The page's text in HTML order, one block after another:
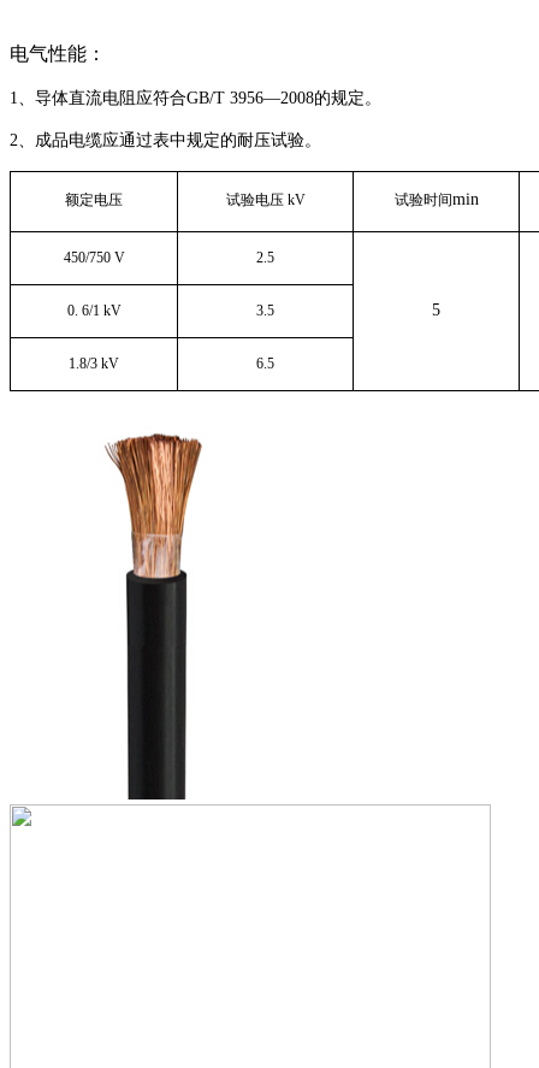
电气性能：
1、 导体直流电阻应符合GB/T 3956—2008的规定。
2、 成品电缆应通过表中规定的耐压试验。
额定电压 试验电压 kV 试验时间min
450/750 V 2.5
5
0. 6/1 kV 3.5
1.8/3 kV 6.5